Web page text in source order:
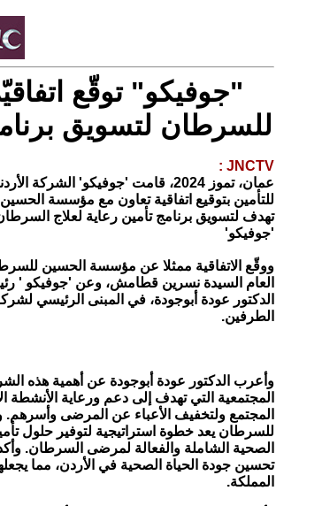
"جوفيكو" توقّع
للسرطان لتسويق
JNCTV :
عمان، تموز 2024، قامت 'جوفيكو' الشركة
للتأمين بتوقيع اتفاقية تعاون مع مؤسسة
تهدف لتسويق برنامج تأمين رعاية لعلاج
'جوفيكو'
ووقّع الاتفاقية ممثلا عن مؤسسة الحسين
العام السيدة نسرين قطامش، وعن 'جوفيكو '
الدكتور عودة أبوجودة، في المبنى الرئيسي
الطرفين.
وأعرب الدكتور عودة أبوجودة عن أهمية هذه
المجتمعية التي تهدف إلى دعم ورعاية الأنشطة
المجتمع ولتخفيف الأعباء عن المرضى
للسرطان يعد خطوة استراتيجية لتوفير حلول
الصحية الشاملة والفعالة لمرضى السرطان.
تحسين جودة الحياة الصحية في الأردن، مما
المملكة.